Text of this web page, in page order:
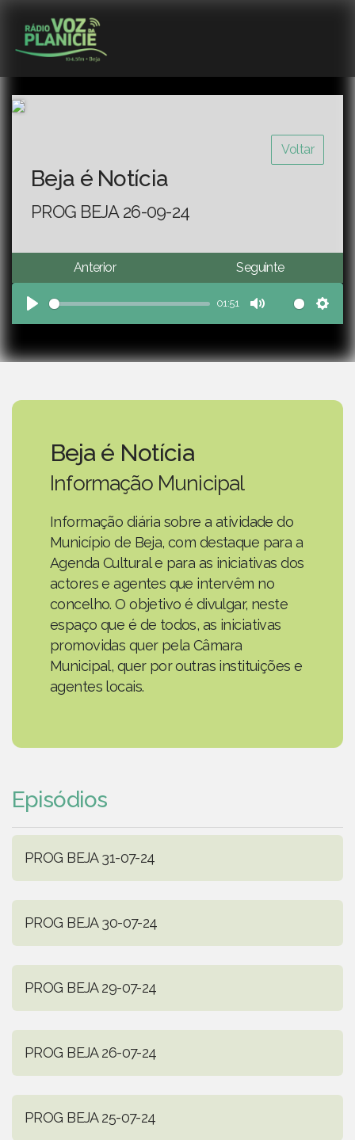
Voltar
Beja é Notícia
PROG BEJA 26-09-24
Anterior Seguinte
Play
01:51
Mute
Beja é Notícia
Informação Municipal
Informação diária sobre a atividade do
Município de Beja, com destaque para a
Agenda Cultural e para as iniciativas dos
actores e agentes que intervêm no
concelho. O objetivo é divulgar, neste
espaço que é de todos, as iniciativas
promovidas quer pela Câmara
Municipal, quer por outras instituições e
agentes locais.
Episódios
PROG BEJA 31-07-24
PROG BEJA 30-07-24
PROG BEJA 29-07-24
PROG BEJA 26-07-24
PROG BEJA 25-07-24